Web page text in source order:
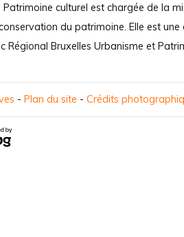
Patrimoine culturel est chargée de la
du patrimoine. Elle est
Régional Bruxelles Urbanisme et
- Plan du site - Crédits